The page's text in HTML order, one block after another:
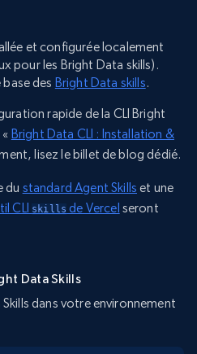
et configurée localement
pour les Bright Data skills).
des Bright Data skills.
rapide de la CLI Bright
Bright Data CLI : Installation &
lisez le billet de blog dédié.
du standard Agent Skills et une
CLI skills de Vercel seront
Data Skills
dans votre environnement